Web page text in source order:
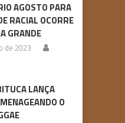
AGOSTO PARA
RACIAL OCORRE
GRANDE
de 2023
LANÇA
O